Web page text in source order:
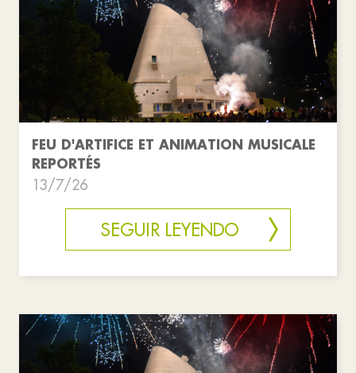
FEU D'ARTIFICE ET ANIMATION MUSICALE
REPORTÉS
13/7/26
SEGUIR LEYENDO